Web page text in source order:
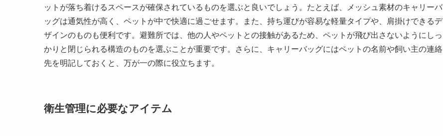
ットが落ち着けるスペースが確保されているものを選ぶと良いでしょう。たとえば、メッシュ素材のキャリーバ
ッグは通気性が高く、ペットが中で快適に過ごせます。また、持ち運びが容易な軽量タイプや、肩掛けできるデ
ザインのものも便利です。避難所では、他の人やペットとの接触があるため、ペットが飛び出さないようにしっ
かりと閉じられる構造のものを選ぶことが重要です。さらに、キャリーバッグにはペットの名前や飼い主の連絡
先を明記しておくと、万が一の際に役立ちます。
衛生管理に必要なアイテム